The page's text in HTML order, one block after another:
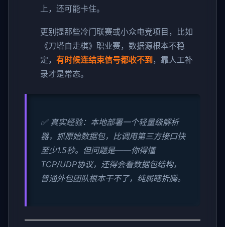
上，还可能卡住。
更别提那些冷门联赛或小众电竞项目，比如
《刀塔自走棋》职业赛，数据源根本不稳
定， 有时候连结束信号都收不到 ，靠人工补
录才是常态。
✅ 真实经验：本地部署一个轻量级解析
器，抓原始数据包，比调用第三方接口快
至少1.5秒。但问题是——你得懂
TCP/UDP协议，还得会看数据包结构，
普通外包团队根本干不了，纯属瞎折腾。